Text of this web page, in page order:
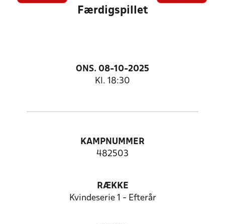
Færdigspillet
ONS. 08-10-2025
Kl. 18:30
KAMPNUMMER
482503
RÆKKE
Kvindeserie 1 - Efterår